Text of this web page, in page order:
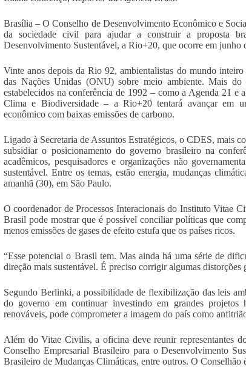
Brasília – O Conselho de Desenvolvimento Econômico e
da sociedade civil para ajudar a construir a proposta
Desenvolvimento Sustentável, a Rio+20, que ocorre em junho
Vinte anos depois da Rio 92, ambientalistas do mundo
das Nações Unidas (ONU) sobre meio ambiente. Mais
estabelecidos na conferência de 1992 – como a Agenda 21
Clima e Biodiversidade – a Rio+20 tentará avançar em
econômico com baixas emissões de carbono.
Ligado à Secretaria de Assuntos Estratégicos, o CDES, mais
subsidiar o posicionamento do governo brasileiro na
acadêmicos, pesquisadores e organizações não
sustentável. Entre os temas, estão energia, mudanças
amanhã (30), em São Paulo.
O coordenador de Processos Interacionais do Instituto Vitae
Brasil pode mostrar que é possível conciliar políticas que
menos emissões de gases de efeito estufa que os países ricos.
“Esse potencial o Brasil tem. Mas ainda há uma série de
direção mais sustentável. É preciso corrigir algumas
Segundo Berlinki, a possibilidade de flexibilização das leis
do governo em continuar investindo em grandes projetos
renováveis, pode comprometer a imagem do país como
Além do Vitae Civilis, a oficina deve reunir representantes
Conselho Empresarial Brasileiro para o Desenvolvimento
Brasileiro de Mudanças Climáticas, entre outros. O